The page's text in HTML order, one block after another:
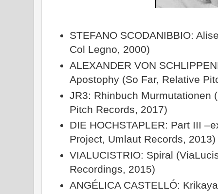
STEFANO SCODANIBBIO:
Col Legno, 2000)
ALEXANDER VON
Apostophy (So Far, Relative
JR3: Rhinbuch Murmutationen
Pitch Records, 2017)
DIE HOCHSTAPLER: Part III
Project, Umlaut Records, 2013)
VIALUCISTRIO: Spiral
Recordings, 2015)
ANGÉLICA CASTELLÓ: